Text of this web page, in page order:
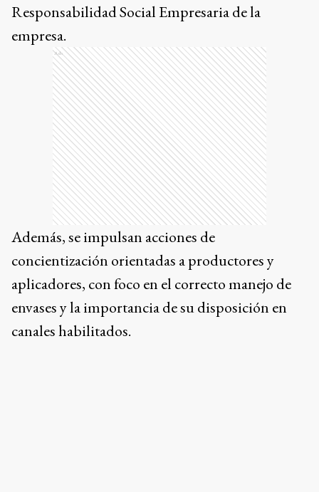
Responsabilidad Social Empresaria de la
empresa.
Ads
Además, se impulsan acciones de
concientización orientadas a productores y
aplicadores, con foco en el correcto manejo de
envases y la importancia de su disposición en
canales habilitados.